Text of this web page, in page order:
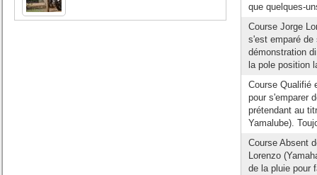
que quelques-
Course Jorge
s'est emparé
démonstration
la pole position
Course Qualifié
pour s'emparer
prétendant au
Yamalube).
Course Absent
Lorenzo
de la pluie pour